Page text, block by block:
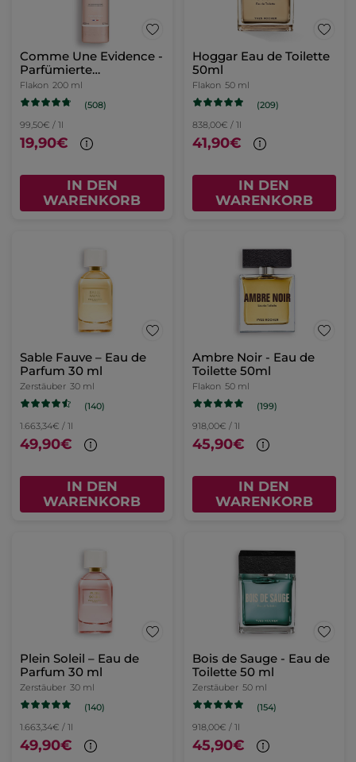
Comme Une Evidence -
Parfümierte
Körpermilch
Flakon 200 ml
(508)
99,50€ / 1l
19,90€
IN DEN
WARENKORB
Hoggar Eau de Toilette
50ml
Flakon 50 ml
(209)
838,00€ / 1l
41,90€
IN DEN
WARENKORB
Sable Fauve – Eau de
Parfum 30 ml
Zerstäuber 30 ml
(140)
1.663,34€ / 1l
49,90€
IN DEN
WARENKORB
Ambre Noir - Eau de
Toilette 50ml
Flakon 50 ml
(199)
918,00€ / 1l
45,90€
IN DEN
WARENKORB
Plein Soleil – Eau de
Parfum 30 ml
Zerstäuber 30 ml
(140)
1.663,34€ / 1l
49,90€
Bois de Sauge - Eau de
Toilette 50 ml
Zerstäuber 50 ml
(154)
918,00€ / 1l
45,90€